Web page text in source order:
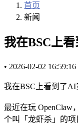
首页
新闻
我在BSC上
• 2026-02-02 16:59:16
我在BSC上看到了
最近在玩 OpenClaw
个叫「龙虾杀」的项